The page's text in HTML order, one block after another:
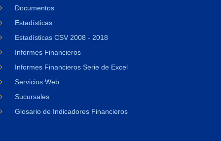
Documentos
Estadísticas
Estadísticas CSV 2008 - 2018
Informes Financieros
Informes Financieros Serie de Excel
Servicios Web
Sucursales
Glosario de Indicadores Financieros